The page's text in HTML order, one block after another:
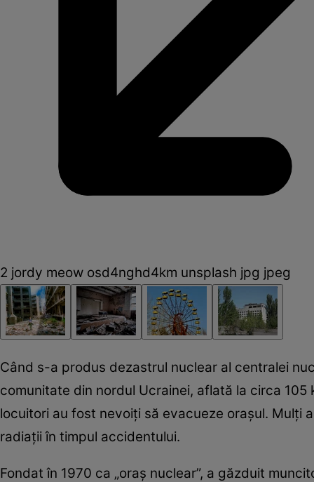
2 jordy meow osd4nghd4km unsplash jpg jpeg
Când s-a produs dezastrul nuclear al centralei
comunitate din nordul Ucrainei, aflată la circa
locuitori au fost nevoiţi să evacueze oraşul. Mulţi
radiaţii în timpul accidentului.
Fondat în 1970 ca „oraş nuclear”, a găzduit